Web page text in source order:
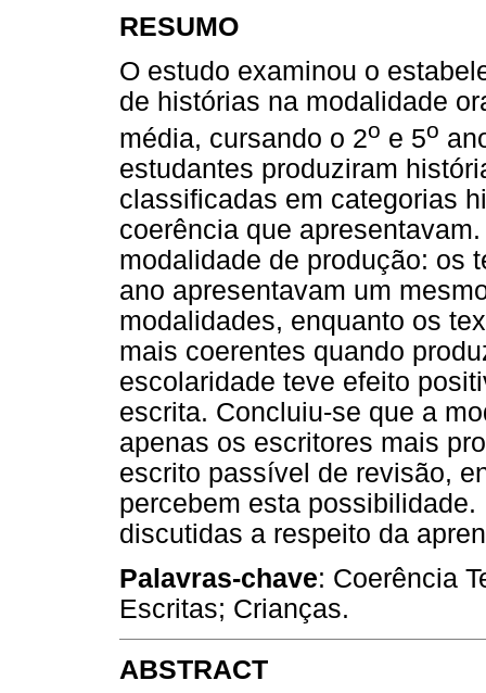
RESUMO
O estudo examinou o
de histórias na modalidade
média, cursando o 2o e 5o
estudantes produziram
classificadas em categorias
coerência que
modalidade de produção: os
ano apresentavam um
modalidades, enquanto os
mais coerentes quando
escolaridade teve efeito
escrita. Concluiu-se que a
apenas os escritores mais
escrito passível de revisão,
percebem esta
discutidas a respeito da
Palavras-chave: Coerência
Escritas; Crianças.
ABSTRACT